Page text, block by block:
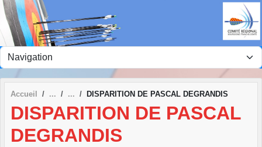
Accueil DISPARITION DE PASCAL DEGRANDIS
DISPARITION DE PASCAL
DEGRANDIS
Panneau de gestion des cookies